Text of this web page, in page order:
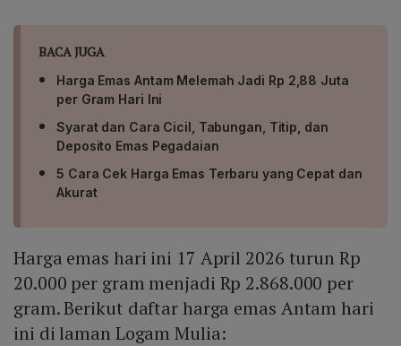
BACA JUGA
Harga Emas Antam Melemah Jadi Rp 2,88 Juta
per Gram Hari Ini
Syarat dan Cara Cicil, Tabungan, Titip, dan
Deposito Emas Pegadaian
5 Cara Cek Harga Emas Terbaru yang Cepat dan
Akurat
Harga emas hari ini 17 April 2026 turun Rp
20.000 per gram menjadi Rp 2.868.000 per
gram. Berikut daftar harga emas Antam hari
ini di laman Logam Mulia: